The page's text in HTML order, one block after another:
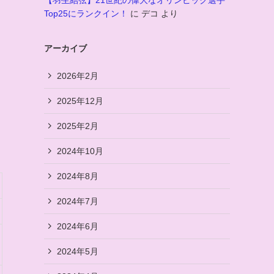
Top25にランクイン！
に デコ より
アーカイブ
2026年2月
2025年12月
2025年2月
2024年10月
2024年8月
2024年7月
2024年6月
2024年5月